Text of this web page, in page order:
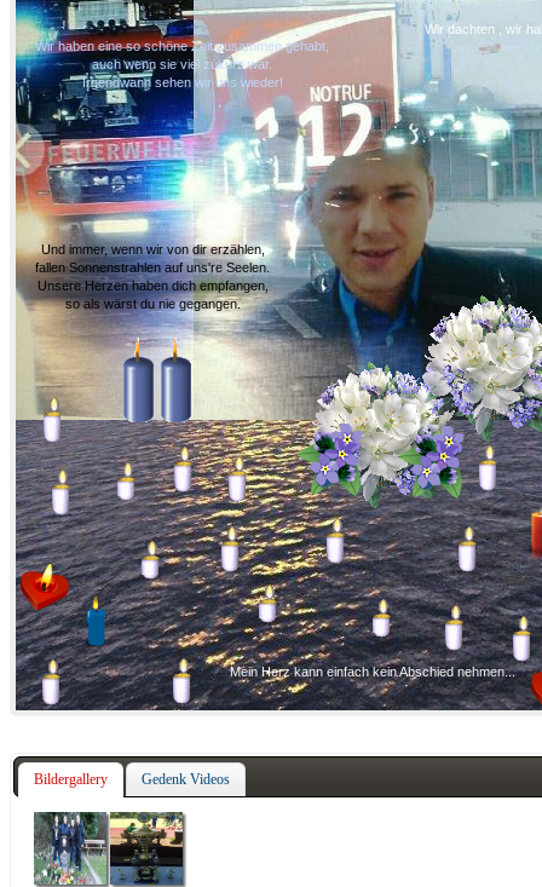
Wir dachten , wir
Mein Herz kann einfach kein Abschied nehmen...
Und immer, wenn wir von dir erzählen,
fallen Sonnenstrahlen auf uns're Seelen.
Unsere Herzen haben dich empfangen,
so als wärst du nie gegangen.
Wir haben eine so schöne Zeit zusammen gehabt,
auch wenn sie viel zukurz war.
Irgendwann sehen wir uns wieder!
Bildergallery Gedenk Videos